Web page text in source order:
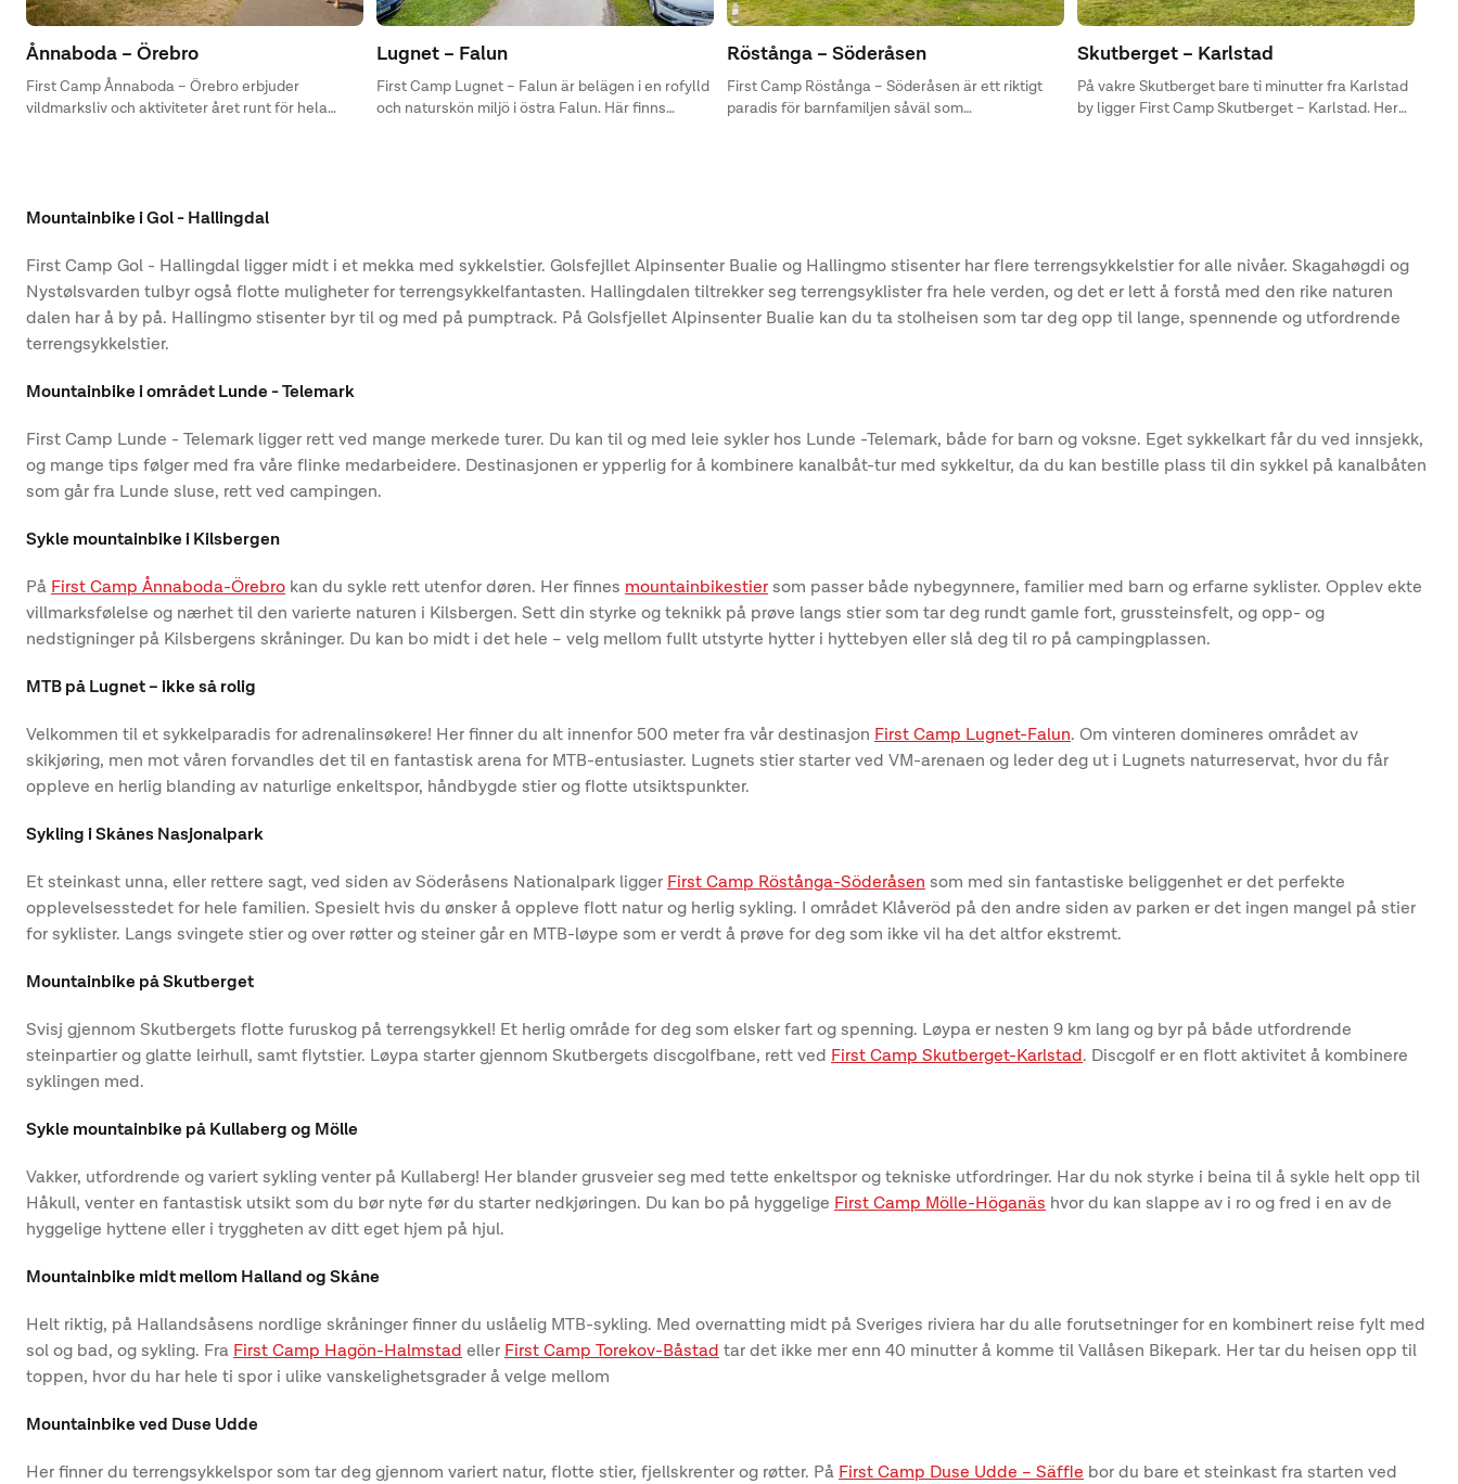
Ånnaboda – Örebro
First Camp Ånnaboda – Örebro erbjuder
vildmarksliv och aktiviteter året runt för hela
Lugnet – Falun
First Camp Lugnet – Falun är belägen i en rofylld
och naturskön miljö i östra Falun. Här finns
Röstånga – Söderåsen
First Camp Röstånga – Söderåsen är ett riktigt
paradis för barnfamiljen såväl som
Skutberget – Karlstad
På vakre Skutberget bare ti minutter fra Karlstad
by ligger First Camp Skutberget – Karlstad. Her
Mountainbike i Gol - Hallingdal
First Camp Gol - Hallingdal ligger midt i et mekka med sykkelstier. Golsfejllet Alpinsenter Bualie og Hallingmo stisenter har flere terrengsykkelstier for alle nivåer. Skagahøgdi og
Nystølsvarden tulbyr også flotte muligheter for terrengsykkelfantasten. Hallingdalen tiltrekker seg terrengsyklister fra hele verden, og det er lett å forstå med den rike naturen
dalen har å by på. Hallingmo stisenter byr til og med på pumptrack. På Golsfjellet Alpinsenter Bualie kan du ta stolheisen som tar deg opp til lange, spennende og utfordrende
terrengsykkelstier.
Mountainbike i området Lunde - Telemark
First Camp Lunde - Telemark ligger rett ved mange merkede turer. Du kan til og med leie sykler hos Lunde -Telemark, både for barn og voksne. Eget sykkelkart får du ved innsjekk,
og mange tips følger med fra våre flinke medarbeidere. Destinasjonen er ypperlig for å kombinere kanalbåt-tur med sykkeltur, da du kan bestille plass til din sykkel på kanalbåten
som går fra Lunde sluse, rett ved campingen.
Sykle mountainbike i Kilsbergen
På First Camp Ånnaboda-Örebro kan du sykle rett utenfor døren. Her finnes mountainbikestier som passer både nybegynnere, familier med barn og erfarne syklister. Opplev ekte
villmarksfølelse og nærhet til den varierte naturen i Kilsbergen. Sett din styrke og teknikk på prøve langs stier som tar deg rundt gamle fort, grussteinsfelt, og opp- og
nedstigninger på Kilsbergens skråninger. Du kan bo midt i det hele – velg mellom fullt utstyrte hytter i hyttebyen eller slå deg til ro på campingplassen.
MTB på Lugnet – ikke så rolig
Velkommen til et sykkelparadis for adrenalinsøkere! Her finner du alt innenfor 500 meter fra vår destinasjon First Camp Lugnet-Falun. Om vinteren domineres området av
skikjøring, men mot våren forvandles det til en fantastisk arena for MTB-entusiaster. Lugnets stier starter ved VM-arenaen og leder deg ut i Lugnets naturreservat, hvor du får
oppleve en herlig blanding av naturlige enkeltspor, håndbygde stier og flotte utsiktspunkter.
Sykling i Skånes Nasjonalpark
Et steinkast unna, eller rettere sagt, ved siden av Söderåsens Nationalpark ligger First Camp Röstånga-Söderåsen som med sin fantastiske beliggenhet er det perfekte
opplevelsesstedet for hele familien. Spesielt hvis du ønsker å oppleve flott natur og herlig sykling. I området Klåveröd på den andre siden av parken er det ingen mangel på stier
for syklister. Langs svingete stier og over røtter og steiner går en MTB-løype som er verdt å prøve for deg som ikke vil ha det altfor ekstremt.
Mountainbike på Skutberget
Svisj gjennom Skutbergets flotte furuskog på terrengsykkel! Et herlig område for deg som elsker fart og spenning. Løypa er nesten 9 km lang og byr på både utfordrende
steinpartier og glatte leirhull, samt flytstier. Løypa starter gjennom Skutbergets discgolfbane, rett ved First Camp Skutberget-Karlstad. Discgolf er en flott aktivitet å kombinere
syklingen med.
Sykle mountainbike på Kullaberg og Mölle
Vakker, utfordrende og variert sykling venter på Kullaberg! Her blander grusveier seg med tette enkeltspor og tekniske utfordringer. Har du nok styrke i beina til å sykle helt opp til
Håkull, venter en fantastisk utsikt som du bør nyte før du starter nedkjøringen. Du kan bo på hyggelige First Camp Mölle-Höganäs hvor du kan slappe av i ro og fred i en av de
hyggelige hyttene eller i tryggheten av ditt eget hjem på hjul.
Mountainbike midt mellom Halland og Skåne
Helt riktig, på Hallandsåsens nordlige skråninger finner du uslåelig MTB-sykling. Med overnatting midt på Sveriges riviera har du alle forutsetninger for en kombinert reise fylt med
sol og bad, og sykling. Fra First Camp Hagön-Halmstad eller First Camp Torekov-Båstad tar det ikke mer enn 40 minutter å komme til Vallåsen Bikepark. Her tar du heisen opp til
toppen, hvor du har hele ti spor i ulike vanskelighetsgrader å velge mellom
Mountainbike ved Duse Udde
Her finner du terrengsykkelspor som tar deg gjennom variert natur, flotte stier, fjellskrenter og røtter. På First Camp Duse Udde – Säffle bor du bare et steinkast fra starten ved